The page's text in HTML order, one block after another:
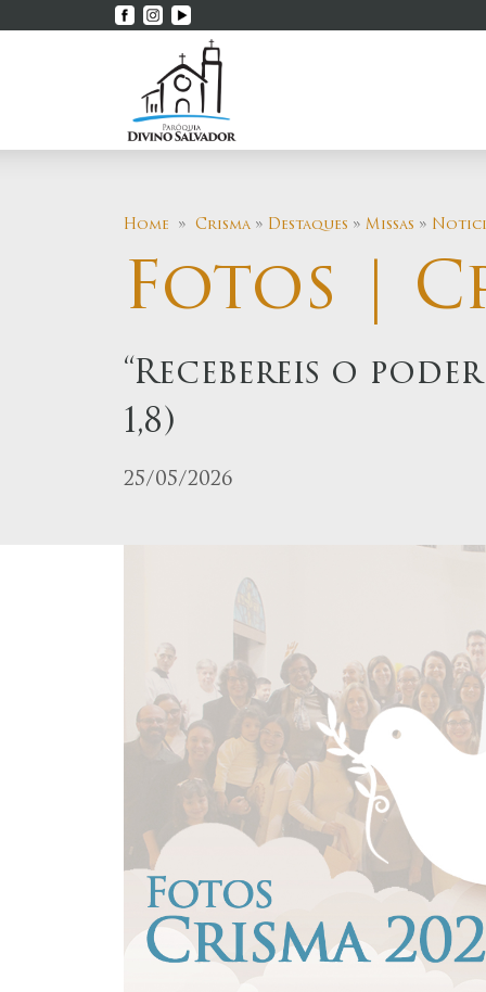
Home » Crisma » Destaques » Missas »
Fotos |
“Recebereis o
1,8)
25/05/2026